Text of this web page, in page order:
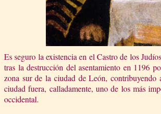
Es seguro la existencia en el Castro de los
tras la destrucción del asentamiento en 1196
zona sur de la ciudad de León,
ciudad fuera, calladamente, uno de los más
occidental.